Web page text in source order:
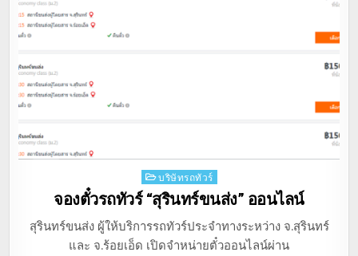
Posted
in
บริษัทรถทัวร์
จองตั๋วรถทัวร์ “สุรินทร์ขนส่ง” ออนไลน์
สุรินทร์ขนส่ง ผู้ให้บริการรถทัวร์ประจำทางระหว่าง จ.สุรินทร์
และ จ.ร้อยเอ็ด เปิดจำหน่ายตั๋วออนไลน์ผ่าน